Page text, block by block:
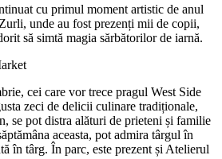
cu primul moment artistic de anul
unde au fost prezenți mii de copii,
să simtă magia sărbătorilor de iarnă.
cei care vor trece pragul West Side
zeci de delicii culinare tradiționale,
se pot distra alături de prieteni și familie
aceasta, pot admira târgul în
în târg. În parc, este prezent și Atelierul